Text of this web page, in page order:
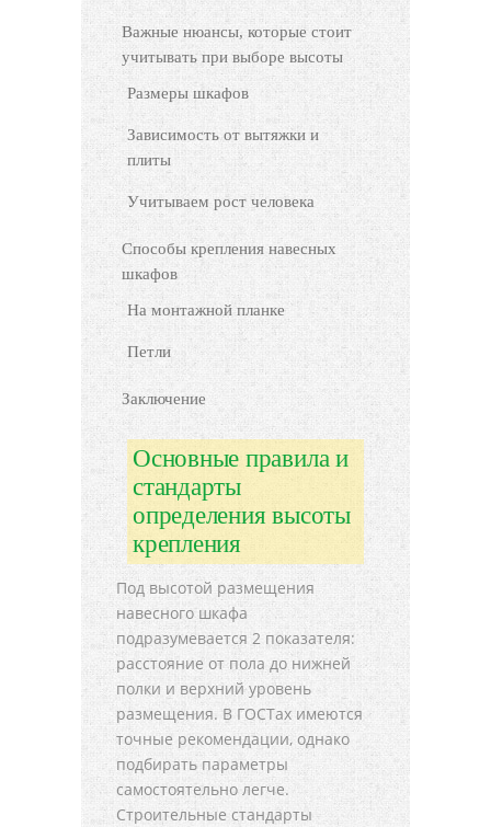
Важные нюансы, которые стоит
учитывать при выборе высоты
Размеры шкафов
Зависимость от вытяжки и
плиты
Учитываем рост человека
Способы крепления навесных
шкафов
На монтажной планке
Петли
Заключение
Основные правила и
стандарты
определения высоты
крепления
Под высотой размещения
навесного шкафа
подразумевается 2 показателя:
расстояние от пола до нижней
полки и верхний уровень
размещения. В ГОСТах имеются
точные рекомендации, однако
подбирать параметры
самостоятельно легче.
Строительные стандарты